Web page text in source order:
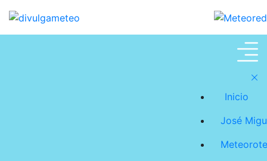
Inicio
José
Instrumentos
meteorológicos